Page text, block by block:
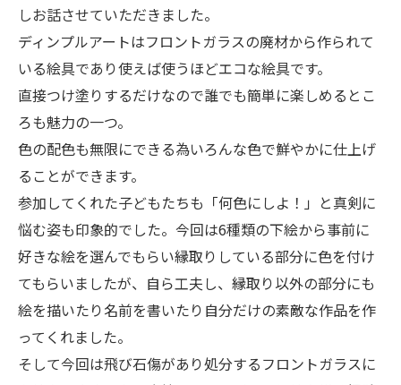
しお話させていただきました。
ディンプルアートはフロントガラスの廃材から作られて
いる絵具であり使えば使うほどエコな絵具です。
直接つけ塗りするだけなので誰でも簡単に楽しめるとこ
ろも魅力の一つ。
色の配色も無限にできる為いろんな色で鮮やかに仕上げ
ることができます。
参加してくれた子どもたちも「何色にしよ！」と真剣に
悩む姿も印象的でした。今回は6種類の下絵から事前に
好きな絵を選んでもらい縁取りしている部分に色を付け
てもらいましたが、自ら工夫し、縁取り以外の部分にも
絵を描いたり名前を書いたり自分だけの素敵な作品を作
ってくれました。
そして今回は飛び石傷があり処分するフロントガラスに